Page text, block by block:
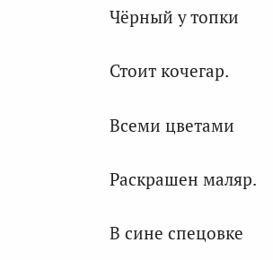
Чёрный у топки
Стоит кочегар.
Всеми цветами
Раскрашен маляр.
В сине спецовке